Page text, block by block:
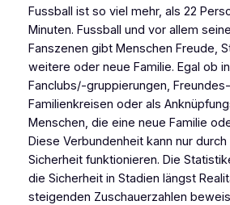
Fussball ist so viel mehr, als 22
Minuten. Fussball und vor allem
Fanszenen gibt Menschen Freude,
weitere oder neue Familie. Egal ob
Fanclubs/-gruppierungen,
Familienkreisen oder als
Menschen, die eine neue Familie
Diese Verbundenheit kann nur
Sicherheit funktionieren. Die
die Sicherheit in Stadien längst
steigenden Zuschauerzahlen